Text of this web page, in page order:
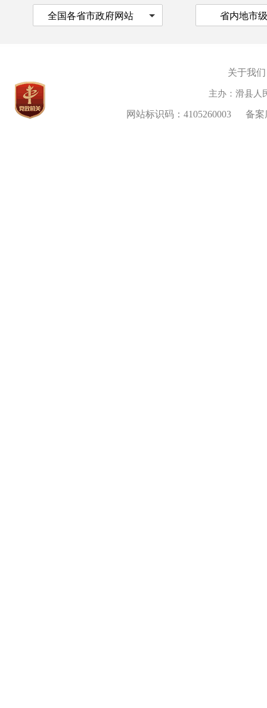
全国各省市政府网站 省内地市
关于我们
主办：滑县人
网站标识码：4105260003 备案